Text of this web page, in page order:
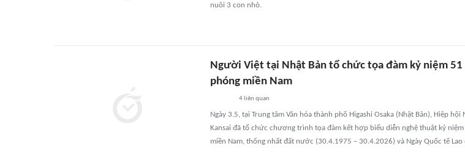
nuôi 3 con nhỏ.
Người Việt tại Nhật Bản tổ chức tọa đàm kỷ niệm 51
phóng miền Nam
4liên quan
Ngày 3.5, tại Trung tâm Văn hóa thành phố Higashi Osaka (Nhật Bản), Hiệp hội
Kansai đã tổ chức chương trình tọa đàm kết hợp biểu diễn nghệ thuật kỷ niệm
miền Nam, thống nhất đất nước (30.4.1975 – 30.4.2026) và Ngày Quốc tế Lao